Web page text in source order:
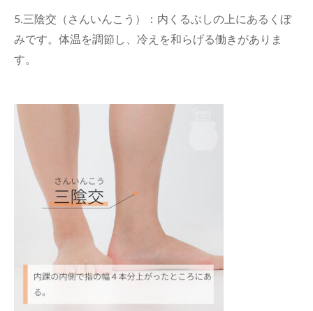
5.三陰交（さんいんこう）：内くるぶしの上にあるくぼ
みです。体温を調節し、冷えを和らげる働きがありま
す。